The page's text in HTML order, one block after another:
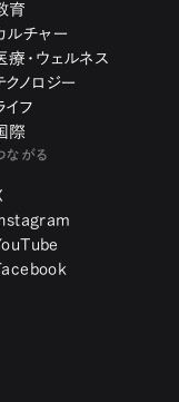
育
ルチャー
療・ウェルネス
クノロジー
イフ
際
ながる